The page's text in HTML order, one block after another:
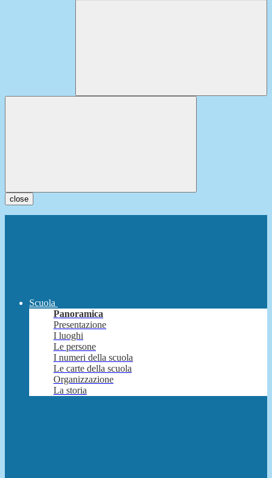
close
Scuola
Panoramica
Presentazione
I luoghi
Le persone
I numeri della scuola
Le carte della scuola
Organizzazione
La storia